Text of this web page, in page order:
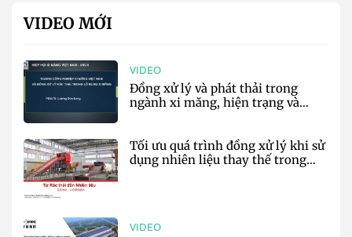
VIDEO MỚI
VIDEO
Đồng xử lý và phát thải trong
ngành xi măng, hiện trạng và
Tối ưu quá trình đồng xử lý khi sử
dụng nhiên liệu thay thế trong
VIDEO